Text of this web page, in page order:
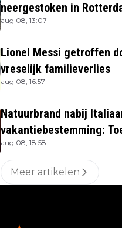
neergestoken in
aug 08, 13:07
Lionel Messi getroffen
vreselijk familieverlies
aug 08, 16:57
Natuurbrand nabij
vakantiebestemming:
verblijven gehaald
aug 08, 18:58
Meer artikelen